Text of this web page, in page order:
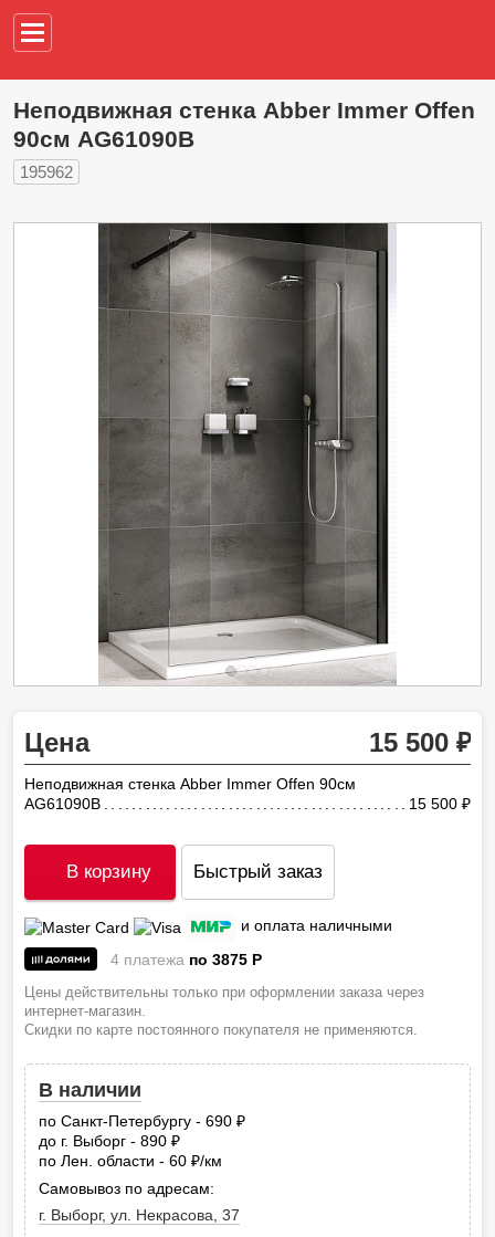
Неподвижная стенка Abber Immer Offen
90см AG61090B
195962
Цена 15 500
Неподвижная стенка Abber Immer Offen 90см
AG61090B
15 500
В корзину Быстрый заказ
и оплата наличными
4 платежа по 3875 P
Цены действительны только при оформлении заказа через
интернет-магазин.
Скидки по карте постоянного покупателя не применяются.
В наличии
по Санкт-Петербургу - 690
до г. Выборг - 890
по Лен. области - 60
руб.
/км
Самовывоз по адресам:
г. Выборг, ул. Некрасова, 37